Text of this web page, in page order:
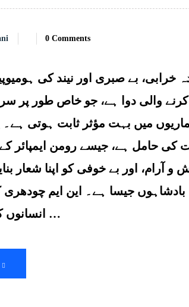
0 Comments
بے صبری اور نیند کی
کرنے والی دوا ہے، جو خاص طور
میں بہت مؤثر ثابت ہوتی ہے۔
حامل ہے، جیسے رومن ایمپائر
آرام، اور بے خوفی کو اپنا شعار
بادشاہوں جیسا ہے۔ این ایم چودھری
انسانوں کو ان کے کردار …